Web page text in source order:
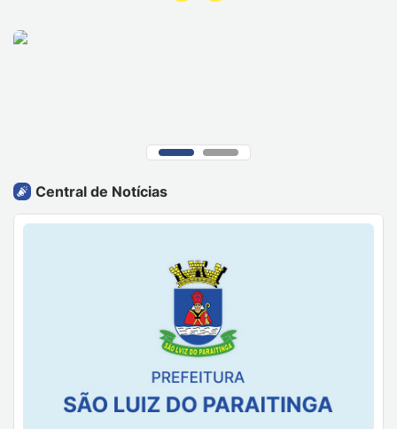
Central de Notícias